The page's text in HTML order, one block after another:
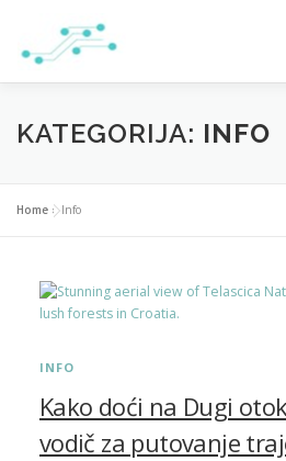
sadržaj
NASLOVNA USLUGE O
KONTAKT
KATEGORIJA: INFO
Home »Info
INFO
Kako doći na Dugi
vodič za putovanje